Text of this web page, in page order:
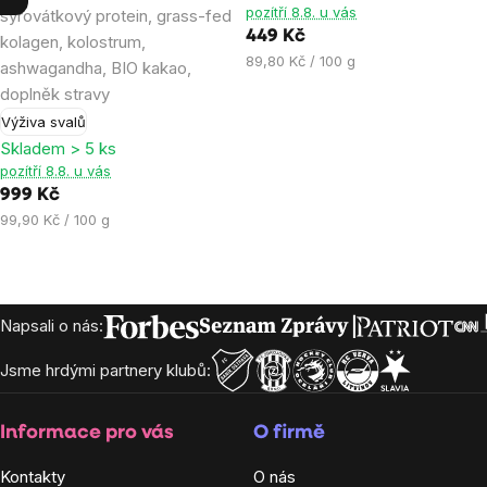
syrovátkový protein, grass-fed
kolagen, kolostrum,
ashwagandha, BIO kakao,
doplněk stravy
Výživa svalů
4,9
z
5
hvězdiček.
Skladem > 5 ks
pozítří 8.8. u vás
999 Kč
Měrná
99,90 Kč / 100 g
5,0
pozítří 8.8. u vás
449 Kč
Měrná
89,80 Kč / 100 g
Zápatí
Napsali o nás:
Jsme hrdými partnery klubů:
Informace pro vás
Kontakty
O firmě
O nás